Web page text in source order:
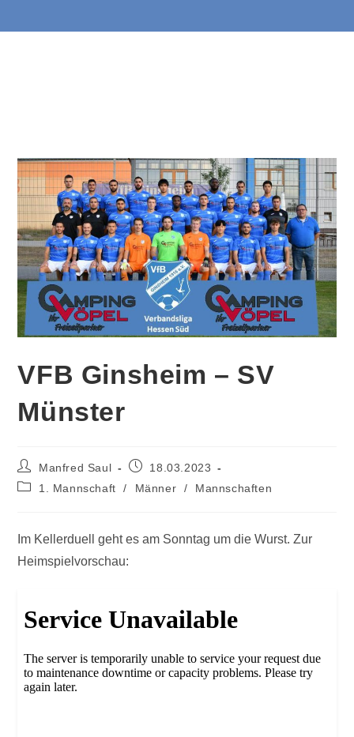
VFB Ginsheim – SV
Münster
Manfred Saul
18.03.2023
1. Mannschaft
/ Männer / Mannschaften
Im Kellerduell geht es am Sonntag um die Wurst. Zur
Heimspielvorschau: